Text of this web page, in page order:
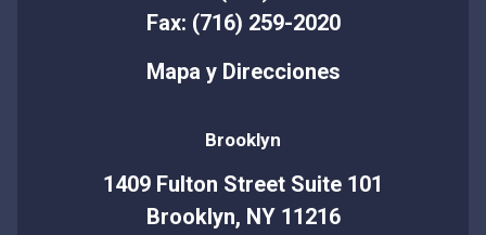
Fax: (716) 259-2020
Mapa y Direcciones
Brooklyn
1409 Fulton Street Suite 101
Brooklyn, NY 11216